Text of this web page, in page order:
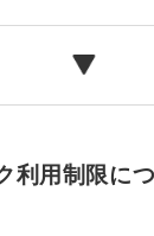
利用制限に